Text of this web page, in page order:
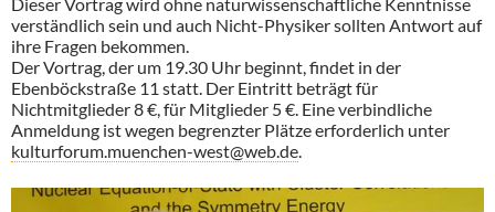
verständlich sein und auch Nicht-Physiker sollten Antwort auf
ihre Fragen bekommen.
Der Vortrag, der um 19.30 Uhr beginnt, findet in der
Ebenböckstraße 11 statt. Der Eintritt beträgt für
Nichtmitglieder 8 €, für Mitglieder 5 €. Eine verbindliche
Anmeldung ist wegen begrenzter Plätze erforderlich unter
kulturforum.muenchen-west@web.de